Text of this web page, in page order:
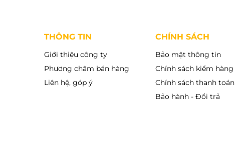
THÔNG TIN
Giới thiệu công ty
Phương châm bán hàng
Liên hệ, góp ý
CHÍNH SÁCH
Bảo mật thông tin
Chính sách kiểm hàng
Chính sách thanh toán
Bảo hành - Đổi trả